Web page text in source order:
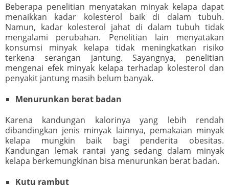
Beberapa penelitian menyatakan minyak kelapa dapat
menaikkan kadar kolesterol baik di dalam tubuh.
Namun, kadar kolesterol jahat di dalam tubuh tidak
mengalami perubahan. Penelitian lain menyatakan
konsumsi minyak kelapa tidak meningkatkan risiko
terkena serangan jantung. Sayangnya, penelitian
mengenai efek minyak kelapa terhadap kolesterol dan
penyakit jantung masih belum banyak.
Menurunkan berat badan
Karena kandungan kalorinya yang lebih rendah
dibandingkan jenis minyak lainnya, pemakaian minyak
kelapa mungkin baik bagi penderita obesitas.
Kandungan lemak rantai yang sedang dalam minyak
kelapa berkemungkinan bisa menurunkan berat badan.
Kutu rambut